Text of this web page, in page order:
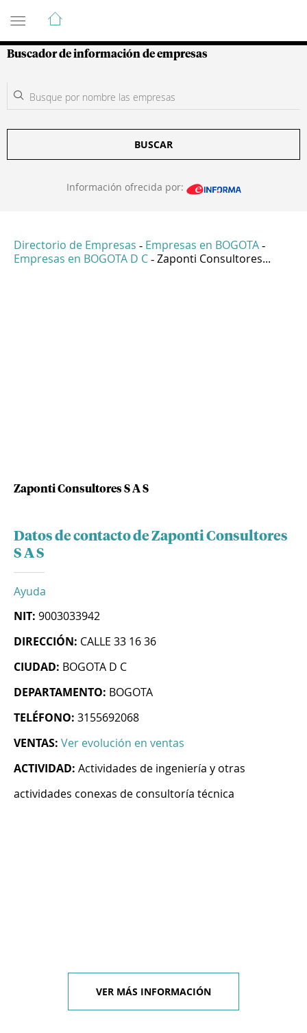
Guía de Empresas Colombianas
Buscador de información de empresas
BUSCAR
Información ofrecida por:
Directorio de Empresas - Empresas en BOGOTA -
Empresas en BOGOTA D C - Zaponti Consultores...
Zaponti Consultores S A S
Datos de contacto de Zaponti Consultores
S A S
Ayuda
NIT: 9003033942
DIRECCIÓN: CALLE 33 16 36
CIUDAD: BOGOTA D C
DEPARTAMENTO: BOGOTA
TELÉFONO: 3155692068
VENTAS: Ver evolución en ventas
ACTIVIDAD: Actividades de ingeniería y otras
actividades conexas de consultoría técnica
VER MÁS INFORMACIÓN